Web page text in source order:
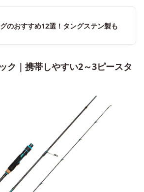
のおすすめ12選！タングステン製も
ク｜携帯しやすい2～3ピースタ